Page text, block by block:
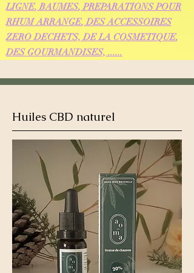
LIGNE,BAUMES,PREPARATIONS POUR
RHUM ARRANGE, DESACCESSOIRES
ZERO DECHETS, DE LA COSMETIQUE,
DES GOURMANDISES, ......
Huiles CBD naturel